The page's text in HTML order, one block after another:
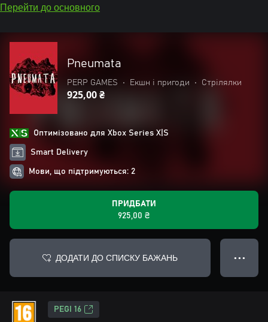
Перейти до основного
Pneumata
PERP GAMES • Екшн і пригоди • Стрілялки
925,00 ₴
Оптимізовано для Xbox Series X|S
Smart Delivery
Мови, що підтримуються: 2
ПРИДБАТИ
925,00 ₴
ДОДАТИ ДО СПИСКУ БАЖАНЬ ● ● ●
PEGI 16